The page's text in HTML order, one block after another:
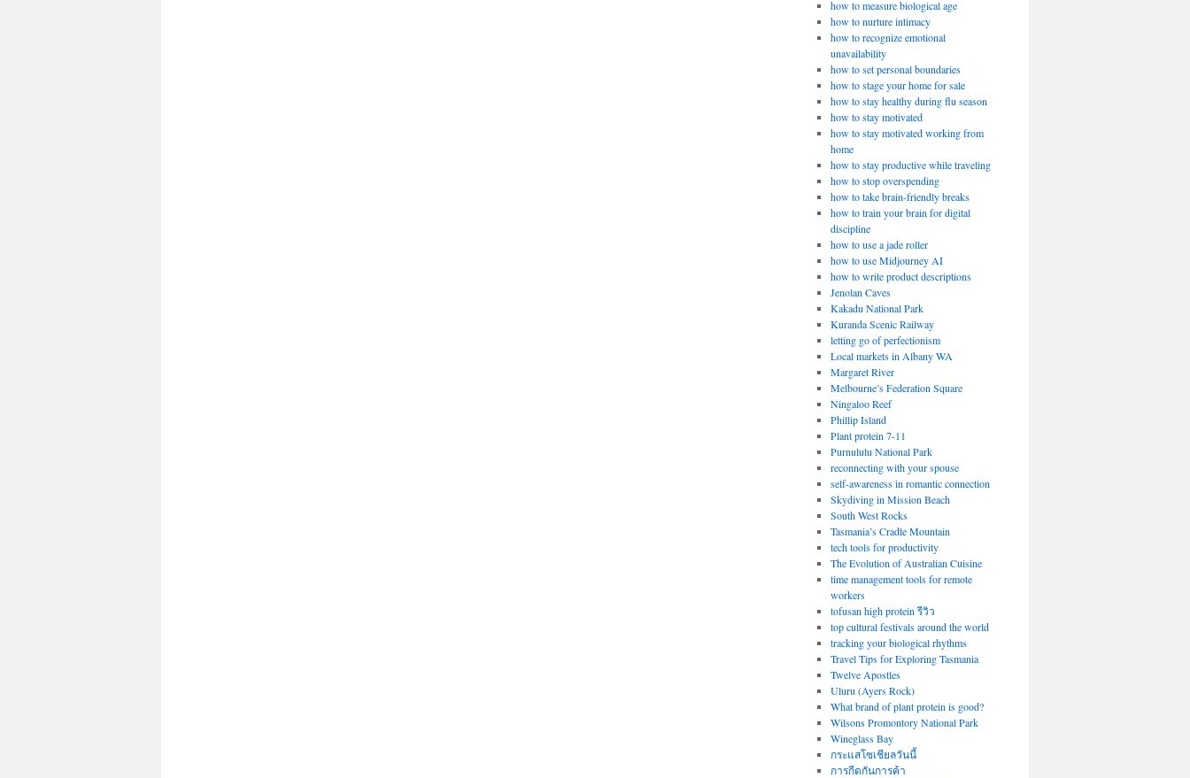
how to measure biological age
how to nurture intimacy
how to recognize emotional
unavailability
how to set personal boundaries
how to stage your home for sale
how to stay healthy during flu season
how to stay motivated
how to stay motivated working from
home
how to stay productive while traveling
how to stop overspending
how to take brain-friendly breaks
how to train your brain for digital
discipline
how to use a jade roller
how to use Midjourney AI
how to write product descriptions
Jenolan Caves
Kakadu National Park
Kuranda Scenic Railway
letting go of perfectionism
Local markets in Albany WA
Margaret River
Melbourne’s Federation Square
Ningaloo Reef
Phillip Island
Plant protein 7-11
Purnululu National Park
reconnecting with your spouse
self-awareness in romantic connection
Skydiving in Mission Beach
South West Rocks
Tasmania’s Cradle Mountain
tech tools for productivity
The Evolution of Australian Cuisine
time management tools for remote
workers
tofusan high protein รีวิว
top cultural festivals around the world
tracking your biological rhythms
Travel Tips for Exploring Tasmania
Twelve Apostles
Uluru (Ayers Rock)
What brand of plant protein is good?
Wilsons Promontory National Park
Wineglass Bay
กระแสโซเชียลวันนี้
การกีดกันการค้า